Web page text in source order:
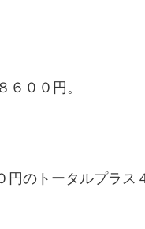
００円。
円のトータルプラス